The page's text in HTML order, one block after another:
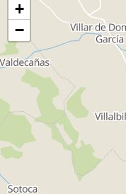
+
−